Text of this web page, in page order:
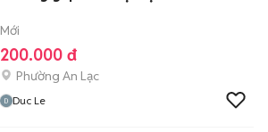
Mới
200.000 đ
Phường An Lạc
Duc Le